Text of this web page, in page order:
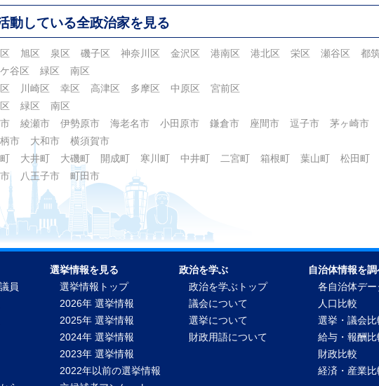
動している全政治家を見る
旭区 泉区 磯子区 神奈川区 金沢区 港南区 港北区 栄区 瀬谷区 都
谷区
緑区
南区
川崎区 幸区 高津区 多摩区 中原区
宮前区
緑区
南区
綾瀬市 伊勢原市 海老名市 小田原市 鎌倉市 座間市 逗子市 茅ヶ崎市
市
大和市
横須賀市
大井町 大磯町 開成町 寒川町 中井町 二宮町 箱根町 葉山町 松田町
八王子市 町田市
員
選挙情報を見る
選挙情報トップ
2026年 選挙情報
2025年 選挙情報
2024年 選挙情報
2023年 選挙情報
2022年以前の選挙情報
政治を学ぶ
政治を学ぶトップ
議会について
選挙について
財政用語について
自治体情報を調
各自治体デー
人口比較
選挙・議会比
給与・報酬比
財政比較
経済・産業比